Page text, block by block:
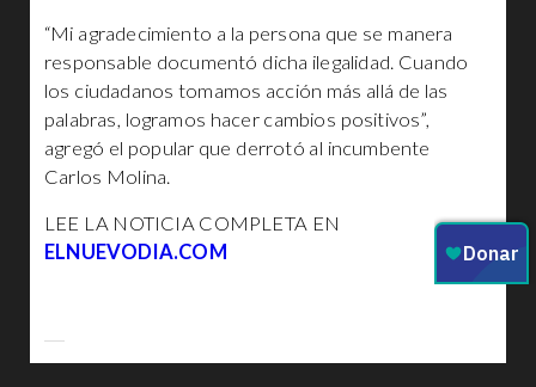
“Mi agradecimiento a la persona que se manera
responsable documentó dicha ilegalidad. Cuando
los ciudadanos tomamos acción más allá de las
palabras, logramos hacer cambios positivos”,
agregó el popular que derrotó al incumbente
Carlos Molina.
LEE LA NOTICIA COMPLETA EN
ELNUEVODIA.COM